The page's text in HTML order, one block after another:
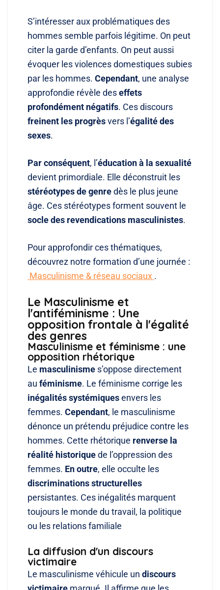
S’intéresser aux problématiques des
hommes semble parfois légitime. On peut
citer la garde d’enfants. On peut aussi
évoquer les violences domestiques subies
par les hommes. Cependant, une analyse
approfondie révèle deseffets
profondément négatifs. Ces discours
freinent les progrèsvers l’égalité des
sexes.
Par conséquent, l’éducation à la sexualité
devient primordiale. Elle déconstruit les
stéréotypes de genredès le plus jeune
âge. Ces stéréotypes forment souvent le
socle des revendications masculinistes.
Pour approfondir ces thématiques,
découvrez notre formation d’une journée :
Masculinisme & réseau sociaux .
Le Masculinisme et
l'antiféminisme : Une
opposition frontale à l'égalité
des genres
Masculinisme et féminisme : une
opposition rhétorique
Le masculinisme s’oppose directement
au féminisme. Le féminisme corrige les
inégalités systémiquesenvers les
femmes. Cependant, le masculinisme
dénonce un prétendu préjudice contre les
hommes. Cette rhétorique renverse la
réalité historiquede l’oppression des
femmes. En outre, elle occulte les
discriminations structurelles
persistantes. Ces inégalités marquent
toujours le monde du travail, la politique
ou les relations familiale
La diffusion d'un discours
victimaire
Le masculinisme véhicule un discours